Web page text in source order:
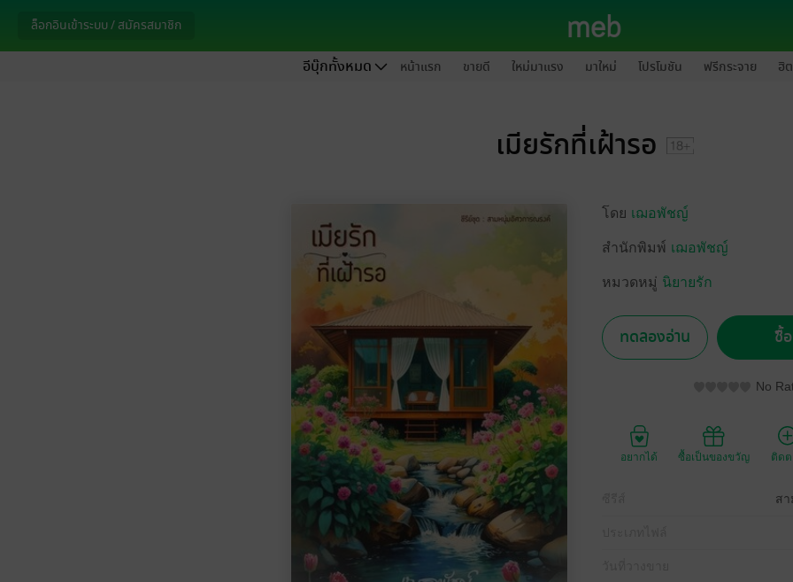
ล็อกอินเข้าระบบ / สมัครสมาชิก
อีบุ๊กทั้งหมด หน้าแรก ขายดี ใหม่มาแรง มาใหม่ โปรโมชัน ฟรีกระจาย ฮิ
เมียรักที่เฝ้ารอ
โดย เฌอพัชญ์
สำนักพิมพ์ เฌอพัชญ์
หมวดหมู่ นิยายรัก
ทดลองอ่าน ซื้
No
อยากได้ ซื้อเป็นของขวัญ ติด
ส